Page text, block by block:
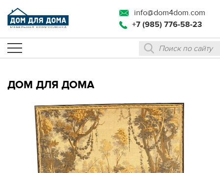
info@dom4dom.com
+7 (985) 776-58-23
ДОМ ДЛЯ ДОМА